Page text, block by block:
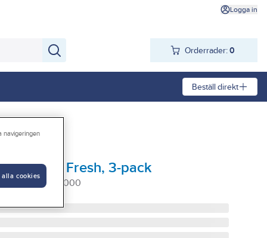
Logga in
Orderrader: 0
Beställ direkt
Fresh 80, Fresh, 3-pack
80 3-PACK 183000
navigeringen
alla cookies